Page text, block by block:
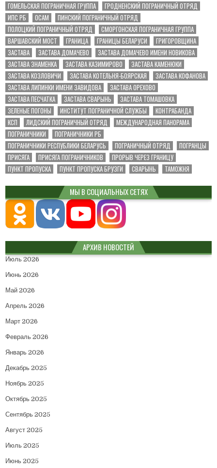
ГОМЕЛЬСКАЯ ПОГРАНИЧНАЯ ГРУППА
ГРОДНЕНСКИЙ ПОГРАНИЧНЫЙ ОТРЯД
ИПС РБ
ОСАМ
ПИНСКИЙ ПОГРАНИЧНЫЙ ОТРЯД
ПОЛОЦКИЙ ПОГРАНИЧНЫЙ ОТРЯД
СМОРГОНСКАЯ ПОГРАНИЧНАЯ ГРУППА
ВАРШАВСКИЙ МОСТ
ГРАНИЦА ГРАНИЦЫ БЕЛАРУСИ
ГРИГОРОВЩИНА
ЗАСТАВА
ЗАСТАВА ДОМАЧЕВО
ЗАСТАВА ДОМАЧЕВО ИМЕНИ НОВИКОВА
ЗАСТАВА ЗНАМЕНКА
ЗАСТАВА КАЗИМИРОВО
ЗАСТАВА КАМЕНЮКИ
ЗАСТАВА КОЗЛОВИЧИ
ЗАСТАВА КОТЕЛЬНЯ-БОЯРСКАЯ
ЗАСТАВА КОФАНОВА
ЗАСТАВА ЛИПИНКИ ИМЕНИ ЗАВИДОВА
ЗАСТАВА ОРЕХОВО
ЗАСТАВА ПЕСЧАТКА
ЗАСТАВА СВАРЫНЬ
ЗАСТАВА ТОМАШОВКА
ЗЕЛЕНЫЕ ПОГОНЫ
ИНСТИТУТ ПОГРАНИЧНОЙ СЛУЖБЫ
КОНТРАБАНДА
КСП
ЛИДСКИЙ ПОГРАНИЧНЫЙ ОТРЯД
МЕЖДУНАРОДНАЯ ПАНОРАМА
ПОГРАНИЧНИКИ
ПОГРАНИЧНИКИ РБ
ПОГРАНИЧНИКИ РЕСПУБЛИКИ БЕЛАРУСЬ
ПОГРАНИЧНЫЙ ОТРЯД
ПОГРАНЦЫ
ПРИСЯГА
ПРИСЯГА ПОГРАНИЧНИКОВ
ПРОРЫВ ЧЕРЕЗ ГРАНИЦУ
ПУНКТ ПРОПУСКА
ПУНКТ ПРОПУСКА БРУЗГИ СВАРЫНЬ ТАМОЖНЯ
МЫ В СОЦИАЛЬНЫХ СЕТЯХ
АРХИВ НОВОСТЕЙ
Июль 2026
Июнь 2026
Май 2026
Апрель 2026
Март 2026
Февраль 2026
Январь 2026
Декабрь 2025
Ноябрь 2025
Октябрь 2025
Сентябрь 2025
Август 2025
Июль 2025
Июнь 2025